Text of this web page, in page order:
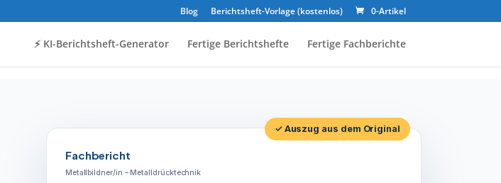
Blog Berichtsheft-Vorlage (kostenlos) 0-Artikel
⚡️ KI-Berichtsheft-Generator Fertige Berichtshefte Fertige Fachberichte
✓ Auszug aus dem Original
Fachbericht
Metallbildner/in – Metalldrücktechnik